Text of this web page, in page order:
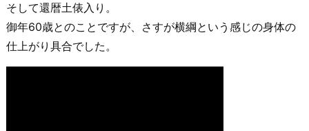
そして還暦土俵入り。
御年60歳とのことですが、さすが横綱という感じの身体の
仕上がり具合でした。